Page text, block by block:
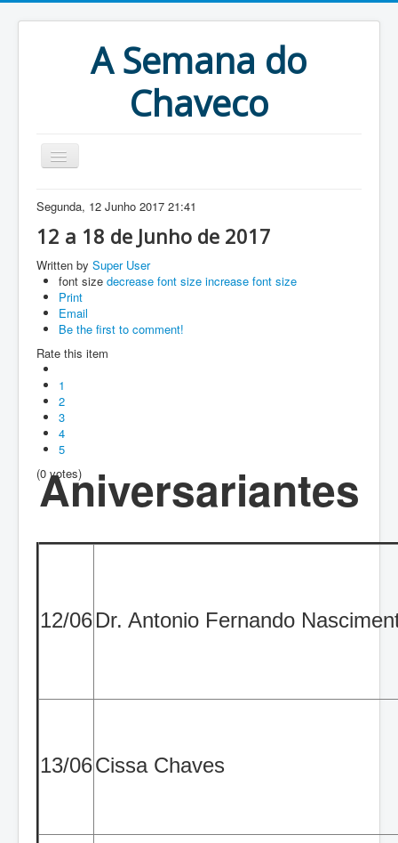
A Semana do
Chaveco
Home
Anteriores
Antigonas
Segunda, 12 Junho 2017 21:41
12 a 18 de Junho de 2017
Written by Super User
font size decrease font size increase font size
Print
Email
Be the first to comment!
Rate this item
1
2
3
4
5
(0 votes)
Aniversariantes
12/06Dr. Antonio Fernando
13/06Cissa Chaves